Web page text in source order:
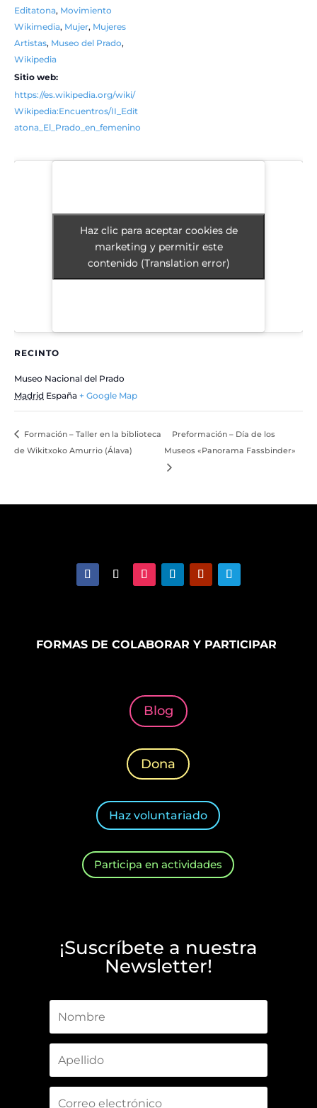
Editatona, Movimiento
Wikimedia, Mujer, Mujeres
Artistas, Museo del Prado,
Wikipedia
Sitio web:
https://es.wikipedia.org/wiki/
Wikipedia:Encuentros/II_Edit
atona_El_Prado_en_femenino
RECINTO
Museo Nacional del Prado
Madrid España + Google Map
Haz clic para aceptar cookies de
marketing y permitir este
contenido (Translation error)
Haz clic para aceptar cookies de
marketing y permitir este
contenido (Translation error)
Formación – Taller en la biblioteca
de Wikitxoko Amurrio (Álava)
Preformación – Día de los
Museos «Panorama Fassbinder»
FORMAS DE COLABORAR Y PARTICIPAR
Blog
Dona
Haz voluntariado
Participa en actividades
¡Suscríbete a nuestra
Newsletter!